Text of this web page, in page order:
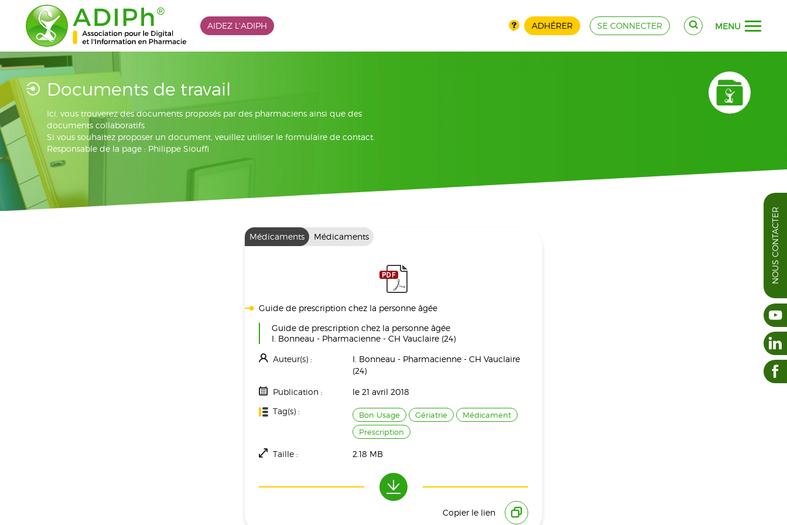
AIDEZ L'ADIPH ADHÉRER SE CONNECTER MENU
Documents de travail
Ici, vous trouverez des documents proposés par des pharmaciens ainsi que des
documents collaboratifs
Si vous souhaitez proposer un document, veuillez utiliser le formulaire de contact.
Responsable de la page : Philippe Siouffi
Médicaments Médicaments
Guide de prescription chez la personne âgée
Guide de prescription chez la personne âgée
I. Bonneau - Pharmacienne - CH Vauclaire (24)
Auteur(s) :
I. Bonneau - Pharmacienne - CH Vauclaire
(24)
Publication :
le 21 avril 2018
Tag(s) :
Bon Usage Gériatrie
Médicament
Prescription
Taille : 2.18 MB
Copier le lien
NOUS CONTACTER